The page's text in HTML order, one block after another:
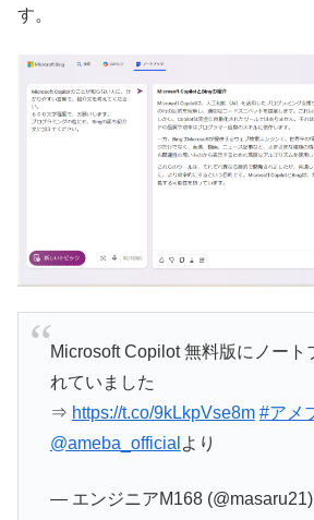
す。
Microsoft Copilot 無料版にノート
れていました
⇒ https://t.co/9kLkpVse8m #アメ
@ameba_official より
— エンジニアM168 (@masaru21)